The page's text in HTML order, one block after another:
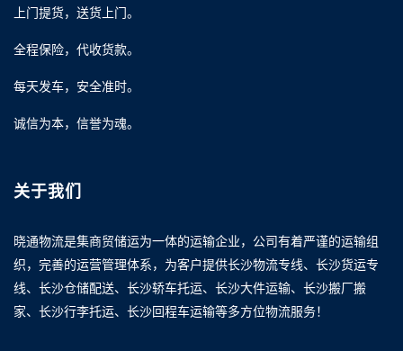
上门提货，送货上门。
全程保险，代收货款。
每天发车，安全准时。
诚信为本，信誉为魂。
关于我们
晓通物流是集商贸储运为一体的运输企业，公司有着严谨的运输组
织，完善的运营管理体系，为客户提供长沙物流专线、长沙货运专
线、长沙仓储配送、长沙轿车托运、长沙大件运输、长沙搬厂搬
家、长沙行李托运、长沙回程车运输等多方位物流服务！